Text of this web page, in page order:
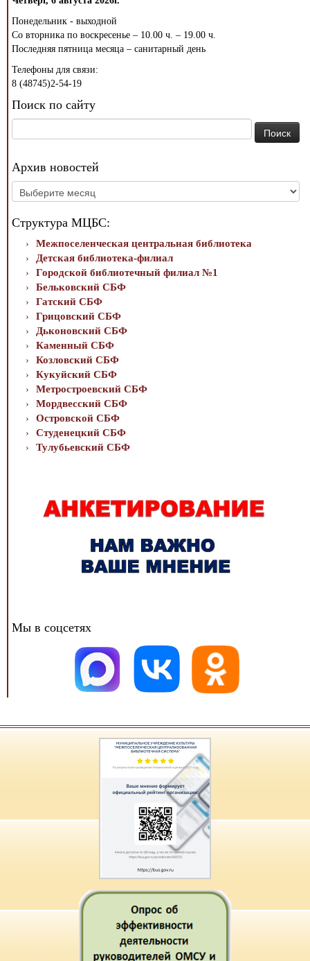
Понедельник - выходной
Со вторника по воскресенье – 10.00 ч. – 19.00 ч.
Последняя пятница месяца – санитарный день
Телефоны для связи:
8 (48745)2-54-19
Поиск по сайту
Архив новостей
Архив
новостей
Структура МЦБС:
Межпоселенческая центральная библиотека
Детская библиотека-филиал
Городской библиотечный филиал №1
Бельковский СБФ
Гатский СБФ
Грицовский СБФ
Дьконовский СБФ
Каменный СБФ
Козловский СБФ
Кукуйский СБФ
Метростроевский СБФ
Мордвесский СБФ
Островской СБФ
Студенецкий СБФ
Тулубьевский СБФ
Мы в соцсетях